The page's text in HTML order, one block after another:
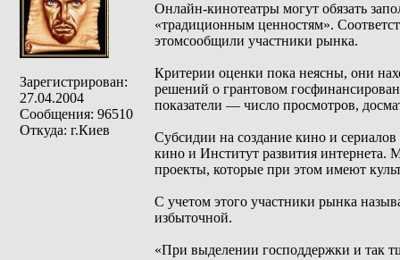
Зарегистрирован:
27.04.2004
Сообщения: 96510
Откуда: г.Киев
Онлайн-кинотеатры могут обязать
«традиционным ценностям».
этомсообщили участники рынка.
Критерии оценки пока неясны, они
решений о грантовом
показатели — число просмотров,
Субсидии на создание кино и
кино и Институт развития интернета.
проекты, которые при этом имеют
С учетом этого участники рынка
избыточной.
«При выделении господдержки и так